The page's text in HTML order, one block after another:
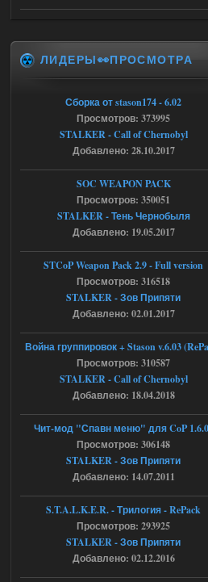
Ответить ➤
05.08.2026
AndreySA
[05.08.26
20:23:10.934] [17468]
[error]Expression : FATAL ERROR
[error]Function :
CScriptEngine::lua_pcall_failed
[error]File : D:\a\OGSR-
Engine\OGSR-
Engine\ogsr_engine\COMMON_AI\scrip
t_engine.cpp
[error]Line : 75
[error]Description :
[CScriptEngine::lua_pcall_failed]: ... -
shadow of
chernobyl\gamedata\scripts\xr_camper.sc
ript:510: attempt to index local 'manager'
(a nil value)
Вылет после захода в Припять.
Ответить ➤
Скованные одной цепью
r4908778
с избавлением от баласта,
доходяга.
05.08.2026
Путь во мгле + GUNSLINGER
Stalker-Mods-Clan-su
ЛИДЕРЫ👀ПРОСМОТРА
Сборка от stason174 - 6.02
Просмотров: 373995
STALKER - Call of Chernobyl
Добавлено: 28.10.2017
SOC WEAPON PACK
Просмотров: 350051
STALKER - Тень Чернобыля
Добавлено: 19.05.2017
STCoP Weapon Pack 2.9 - Full version
Просмотров: 316518
STALKER - Зов Припяти
Добавлено: 02.01.2017
Война группировок + Stason v.6.03
Просмотров: 310587
STALKER - Call of Chernobyl
Добавлено: 18.04.2018
Чит-мод "Спавн меню" для CoP
Просмотров: 306148
STALKER - Зов Припяти
Добавлено: 14.07.2011
S.T.A.L.K.E.R. - Трилогия - RePack
Просмотров: 293925
STALKER - Зов Припяти
Добавлено: 02.12.2016